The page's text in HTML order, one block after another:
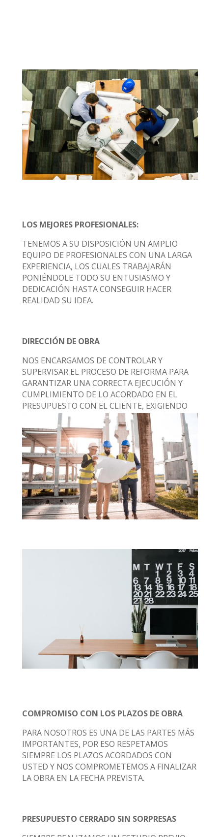
LOS MEJORES PROFESIONALES:
TENEMOS A SU DISPOSICIÓN UN AMPLIO
EQUIPO DE PROFESIONALES CON UNA LARGA
EXPERIENCIA, LOS CUALES TRABAJARÁN
PONIÉNDOLE TODO SU ENTUSIASMO Y
DEDICACIÓN HASTA CONSEGUIR HACER
REALIDAD SU IDEA.
DIRECCIÓN DE OBRA
NOS ENCARGAMOS DE CONTROLAR Y
SUPERVISAR EL PROCESO DE REFORMA PARA
GARANTIZAR UNA CORRECTA EJECUCIÓN Y
CUMPLIMIENTO DE LO ACORDADO EN EL
PRESUPUESTO CON EL CLIENTE, EXIGIENDO
SIEMPRE UN ACABADO DE CALIDAD.
COMPROMISO CON LOS PLAZOS DE OBRA
PARA NOSOTROS ES UNA DE LAS PARTES MÁS
IMPORTANTES, POR ESO RESPETAMOS
SIEMPRE LOS PLAZOS ACORDADOS CON
USTED Y NOS COMPROMETEMOS A FINALIZAR
LA OBRA EN LA FECHA PREVISTA.
PRESUPUESTO CERRADO SIN SORPRESAS